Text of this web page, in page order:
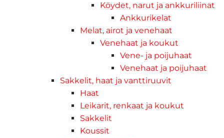
Köydet, narut ja ankkuriliinat
Ankkurikelat
Melat, airot ja venehaat
Venehaat ja koukut
Vene- ja poijuhaat
Venehaat ja poijuhaat
Sakkelit, haat ja vanttiruuvit
Haat
Leikarit, renkaat ja koukut
Sakkelit
Koussit